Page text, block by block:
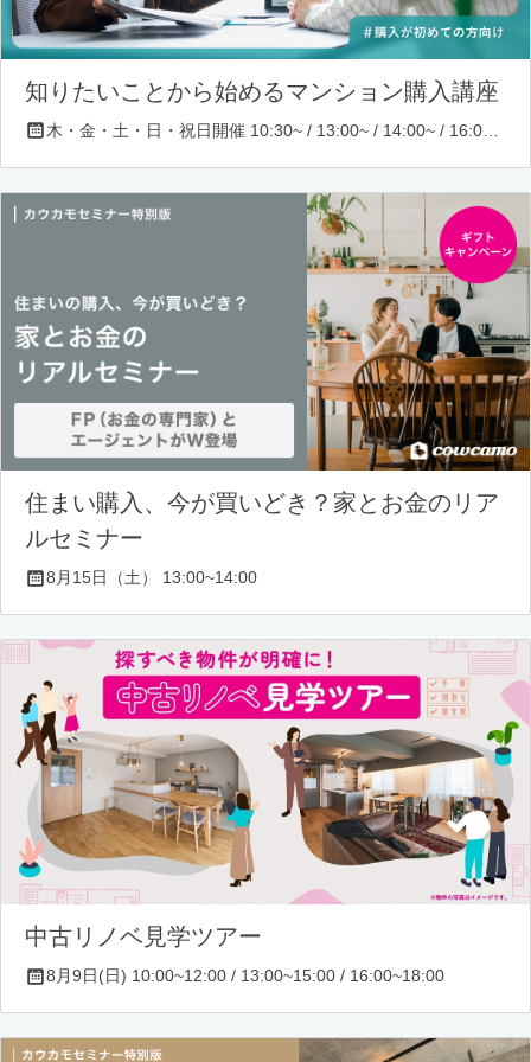
知りたいことから始めるマンション購入講座
住まい購入、今が買いどき？家とお金のリア
ルセミナー
8月15日（土） 13:00~14:00
中古リノベ見学ツアー
8月9日(日) 10:00~12:00 / 13:00~15:00 / 16:00~18:00